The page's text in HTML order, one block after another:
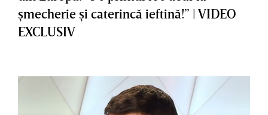
şmecherie şi caterincă ieftină!” | VIDEO
EXCLUSIV